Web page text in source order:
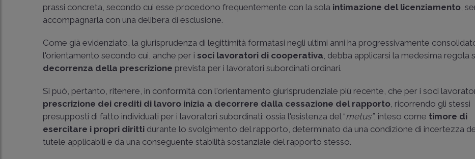
prassi concreta, secondo cui esse procedono frequentemente con la sola intimazione del licenziamento,
accompagnarla con una delibera di esclusione.
Come già evidenziato, la giurisprudenza di legittimità formatasi negli ultimi anni ha progressivamente
l'orientamento secondo cui, anche per i soci lavoratori di cooperativa, debba applicarsi la medesima regola
decorrenza della prescrizione prevista per i lavoratori subordinati ordinari.
Si può, pertanto, ritenere, in conformità con l'orientamento giurisprudenziale più recente, che per i soci
prescrizione dei crediti di lavoro inizia a decorrere dalla cessazione del rapporto, ricorrendo gli stessi
presupposti di fatto individuati per i lavoratori subordinati: ossia l'esistenza del “metus”, inteso come timore di
esercitare i propri diritti durante lo svolgimento del rapporto, determinato da una condizione di incertezza
tutele applicabili e da una conseguente stabilità sostanziale del rapporto stesso.